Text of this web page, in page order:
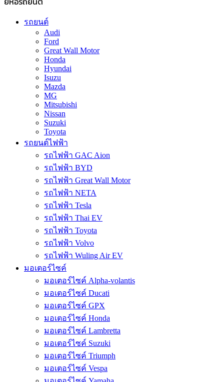
รถยนต์
Audi
Ford
Great Wall Motor
Honda
Hyundai
Isuzu
Mazda
MG
Mitsubishi
Nissan
Suzuki
Toyota
รถยนต์ไฟฟ้า
รถไฟฟ้า GAC Aion
รถไฟฟ้า BYD
รถไฟฟ้า Great Wall Motor
รถไฟฟ้า NETA
รถไฟฟ้า Tesla
รถไฟฟ้า Thai EV
รถไฟฟ้า Toyota
รถไฟฟ้า Volvo
รถไฟฟ้า Wuling Air EV
มอเตอร์ไซค์
มอเตอร์ไซค์ Alpha-volantis
มอเตอร์ไซค์ Ducati
มอเตอร์ไซค์ GPX
มอเตอร์ไซค์ Honda
มอเตอร์ไซค์ Lambretta
มอเตอร์ไซค์ Suzuki
มอเตอร์ไซค์ Triumph
มอเตอร์ไซค์ Vespa